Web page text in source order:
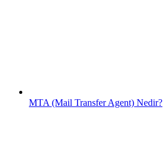
MTA (Mail Transfer Agent) Nedir?